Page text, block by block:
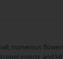
numerous
repel insects and kill